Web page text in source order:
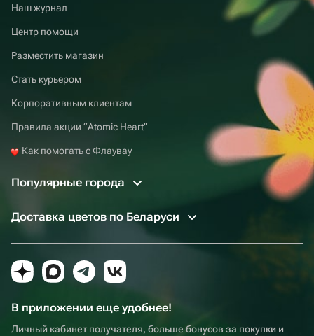
Наш журнал
Центр помощи
Разместить магазин
Стать курьером
Корпоративным клиентам
Правила акции “Atomic Heart”
Как помогать с Флаувау
Популярные города
Доставка цветов по Беларуси
В приложении еще удобнее!
Личный кабинет получателя, больше бонусов за покупки и